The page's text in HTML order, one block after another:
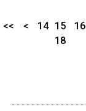
<< < 14 15 16
18